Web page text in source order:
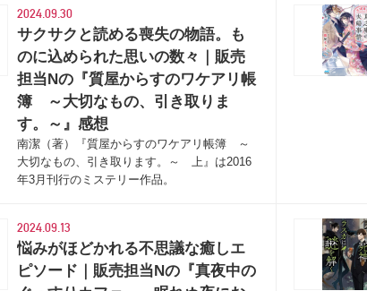
2024.09.30
サクサクと読める喪失の物語。も
のに込められた思いの数々｜販売
担当Nの『質屋からすのワケアリ帳
簿 ～大切なもの、引き取りま
す。～』感想
南潔（著）『質屋からすのワケアリ帳簿 ～
大切なもの、引き取ります。～ 上』は2016
年3月刊行のミステリー作品。
2024.09.13
悩みがほどかれる不思議な癒しエ
ピソード｜販売担当Nの『真夜中の